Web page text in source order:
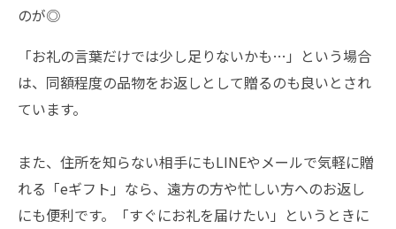
のが◎
「お礼の言葉だけでは少し足りないかも…」という場合
は、同額程度の品物をお返しとして贈るのも良いとされ
ています。
また、住所を知らない相手にもLINEやメールで気軽に贈
れる「eギフト」なら、遠方の方や忙しい方へのお返し
にも便利です。「すぐにお礼を届けたい」というときに